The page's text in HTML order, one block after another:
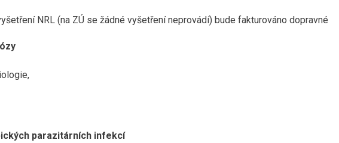
NRL (na ZÚ se žádné vyšetření neprovádí) bude fakturováno dopravné
parazitárních infekcí